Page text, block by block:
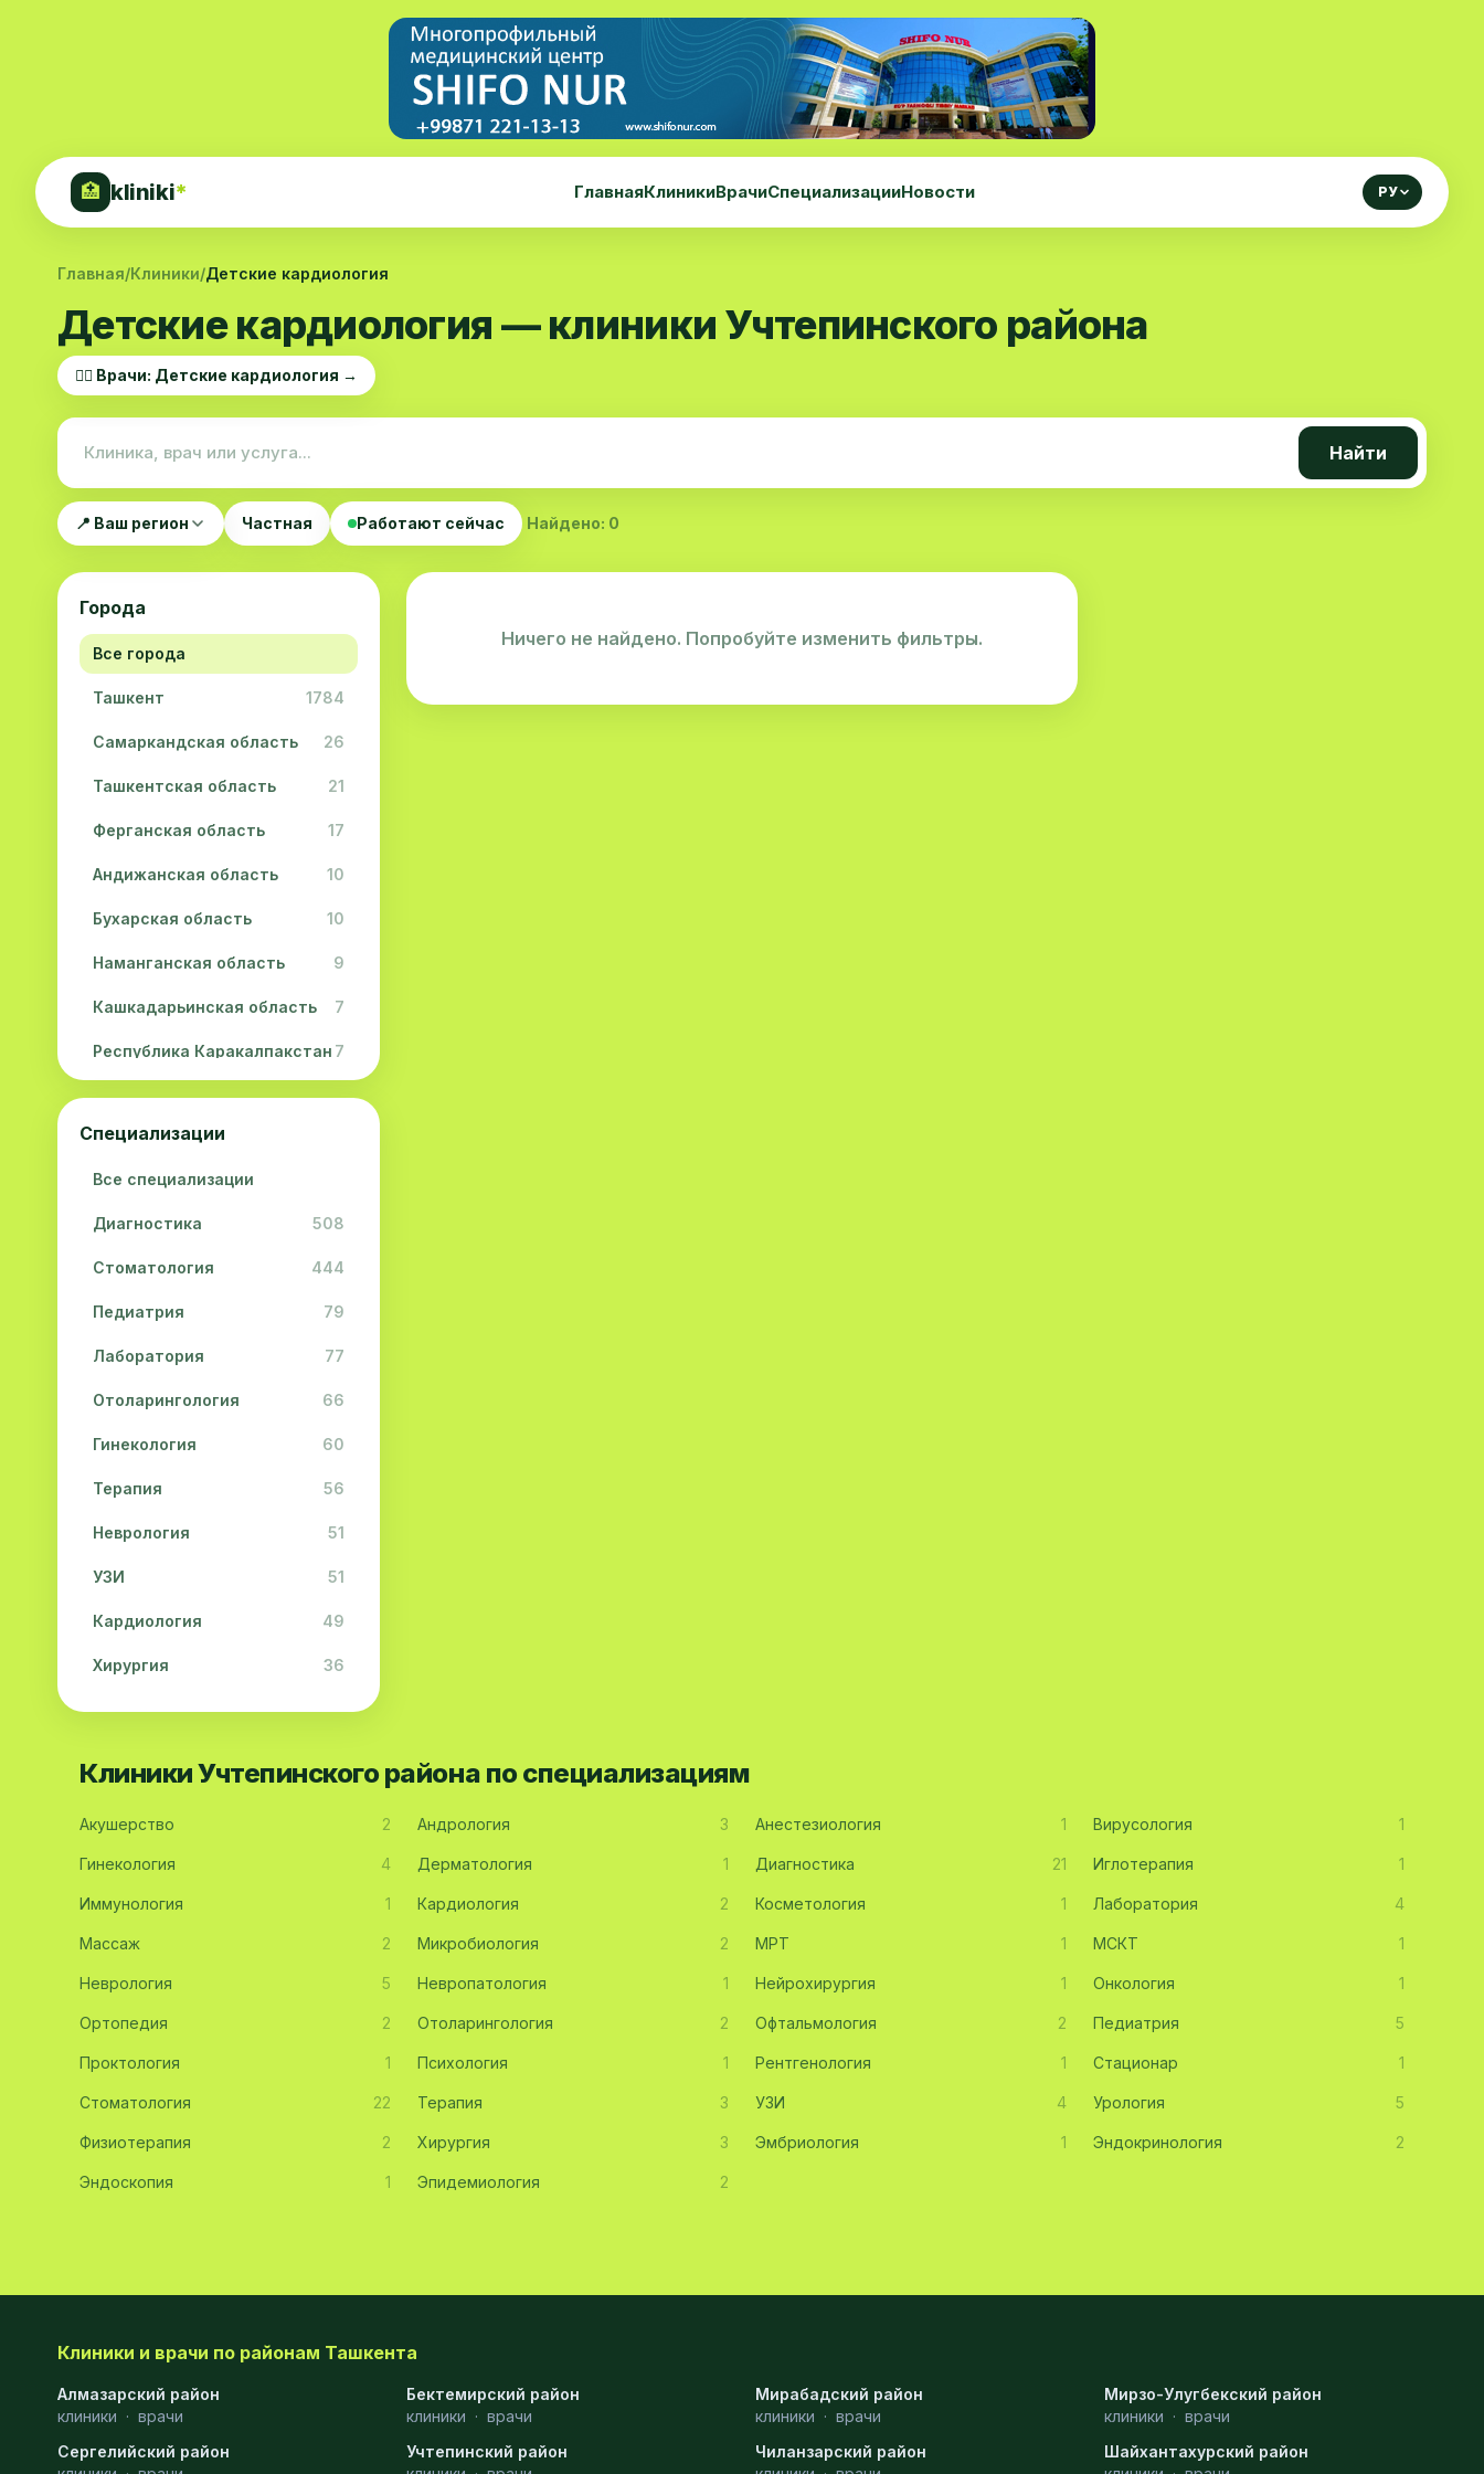
🏥 kliniki* ГлавнаяКлиникиВрачиСпециализацииНовости РУ
Главная/Клиники/Детские кардиология
Детские кардиология — клиники Учтепинского района
👨‍⚕️ Врачи: Детские кардиология →
Найти
📍 Ваш регион Частная Работают сейчас Найдено: 0
Города
Все города
Ташкент 1784
Самаркандская область 26
Ташкентская область 21
Ферганская область 17
Андижанская область 10
Бухарская область 10
Наманганская область 9
Кашкадарьинская область 7
Республика Каракалпакстан 7
Навоийская область 5
Джизакская область
Сурхандарьинская область
Сырдарьинская область 2
Хорезмская область 2
Специализации
Все специализации
Диагностика 508
Стоматология 444
Педиатрия 79
Лаборатория 77
Отоларингология 66
Гинекология 60
Терапия 56
Неврология 51
УЗИ 51
Кардиология 49
Хирургия 36
Физиотерапия 31
Эмбриология
Акушерство
Ортопедия
Массаж
Репродуктология
Аллергология
Психология
Ничего не найдено. Попробуйте изменить фильтры.
Клиники Учтепинского района по специализациям
Акушерство 2 Андрология 3 Анестезиология 1 Вирусология 1
Гинекология 4 Дерматология 1 Диагностика 21 Иглотерапия 1
Иммунология 1 Кардиология 2 Косметология 1 Лаборатория 4
Массаж 2 Микробиология 2 МРТ 1 МСКТ 1
Неврология 5 Невропатология 1 Нейрохирургия 1 Онкология 1
Ортопедия 2 Отоларингология 2 Офтальмология 2 Педиатрия 5
Проктология 1 Психология 1 Рентгенология 1 Стационар 1
Стоматология 22 Терапия 3 УЗИ 4 Урология 5
Физиотерапия 2 Хирургия 3 Эмбриология 1 Эндокринология 2
Эндоскопия 1 Эпидемиология 2
Клиники и врачи по районам Ташкента
Алмазарский район
клиники · врачи
Бектемирский район
клиники · врачи
Мирабадский район
клиники · врачи
Мирзо-Улугбекский район
клиники · врачи
Сергелийский район
Учтепинский район
Чиланзарский район
Шайхантахурский район